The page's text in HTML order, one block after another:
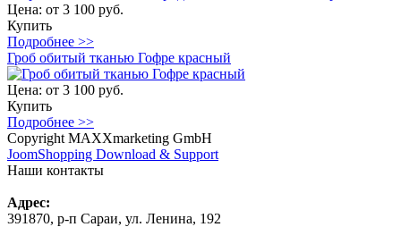
Цена: от 3 100 руб.
Купить
Подробнее >>
Гроб обитый тканью Гофре красный
Цена: от 3 100 руб.
Купить
Подробнее >>
Copyright MAXXmarketing GmbH
JoomShopping Download & Support
Наши контакты
Адрес:
391870, р-п Сараи, ул. Ленина, 192